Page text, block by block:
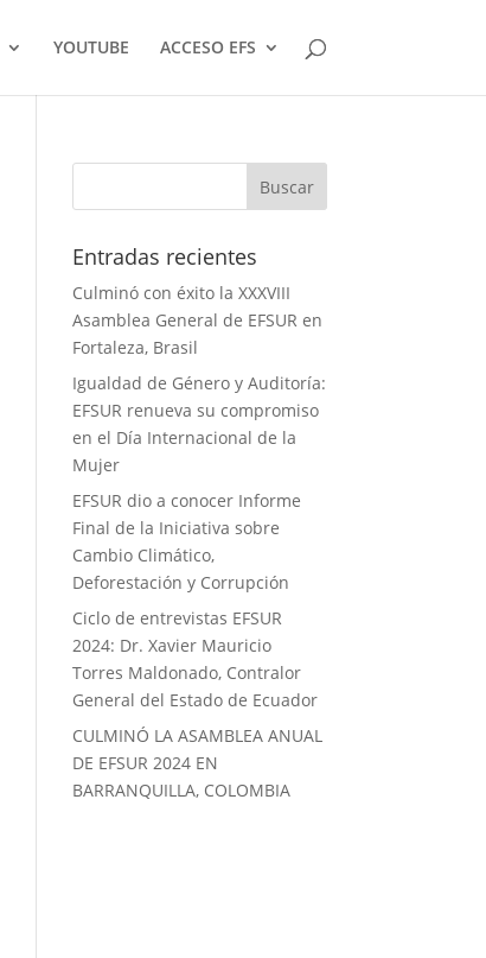
YOUTUBE ACCESO EFS
Entradas recientes
Culminó con éxito la XXXVIII
Asamblea General de EFSUR en
Fortaleza, Brasil
Igualdad de Género y Auditoría:
EFSUR renueva su compromiso
en el Día Internacional de la
Mujer
EFSUR dio a conocer Informe
Final de la Iniciativa sobre
Cambio Climático,
Deforestación y Corrupción
Ciclo de entrevistas EFSUR
2024: Dr. Xavier Mauricio
Torres Maldonado, Contralor
General del Estado de Ecuador
CULMINÓ LA ASAMBLEA ANUAL
DE EFSUR 2024 EN
BARRANQUILLA, COLOMBIA